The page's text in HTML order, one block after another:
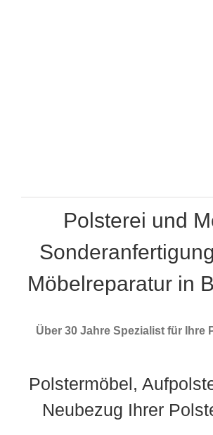
Polsterei und
Möbelreparatur in
Über 30 Jahre Spezialist für Ihre
Polstermöbel,
Neubezug Ihrer